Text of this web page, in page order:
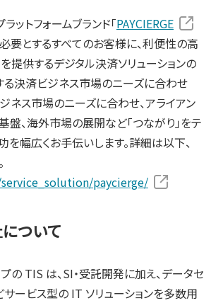
ットフォームブランド「PAYCIERGE
必要とするすべてのお客様に、利便性の高
提供するデジタル決済ソリューションの
る決済ビジネス市場のニーズに合わせ
ネス市場のニーズに合わせ、アライアン
盤、海外市場の展開など「つながり」をテ
幅広くお手伝いします。詳細は以下、
paycierge/
ついて
の TIS は、SI・受託開発に加え、データセ
サービス型の IT ソリューションを多数用